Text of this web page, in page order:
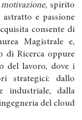
motivazione, spirito
e passione
consente di
Magistrale e,
di Ricerca oppure
del lavoro, dove i
strategici: dallo
industriale, dalla
del cloud